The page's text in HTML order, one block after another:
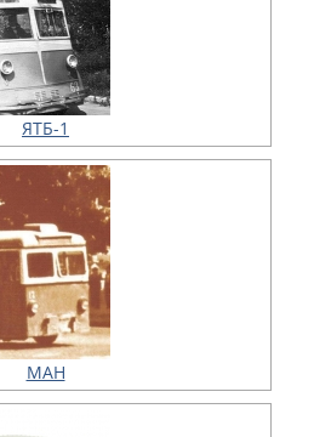
ЯТБ-1
МАН